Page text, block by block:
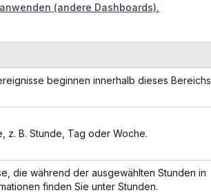
(andere Dashboards).
beginnen innerhalb dieses Bereichs
z. B. Stunde, Tag oder Woche.
die während der ausgewählten Stunden in
finden Sie unter Stunden.